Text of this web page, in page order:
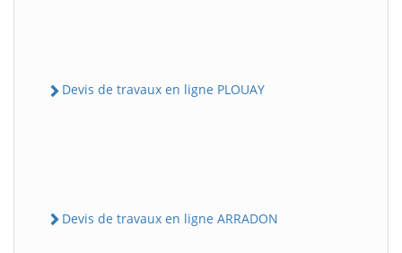
Devis de travaux en ligne PLOUAY
Devis de travaux en ligne ARRADON